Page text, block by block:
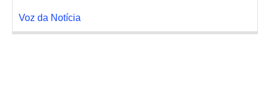
Voz da Notícia